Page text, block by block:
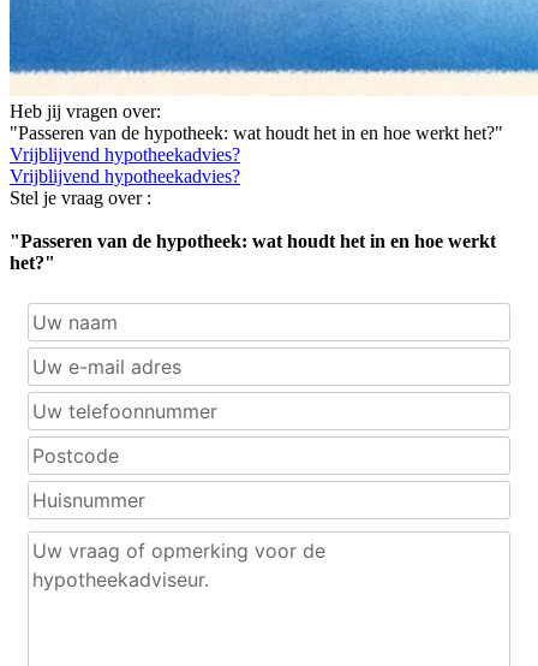
Heb jij vragen over:
"Passeren van de hypotheek: wat houdt het in en hoe werkt het?"
Vrijblijvend hypotheekadvies?
Vrijblijvend hypotheekadvies?
Stel je vraag over :
"Passeren van de hypotheek: wat houdt het in en hoe werkt
het?"